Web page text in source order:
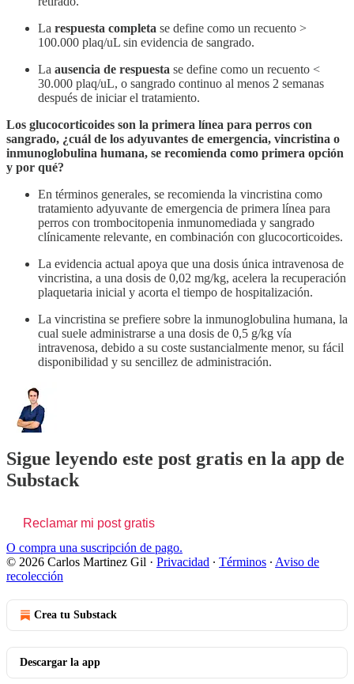
La respuesta completa se define como un recuento >
100.000 plaq/uL sin evidencia de sangrado.
La ausencia de respuesta se define como un recuento <
30.000 plaq/uL, o sangrado continuo al menos 2 semanas
después de iniciar el tratamiento.
Los glucocorticoides son la primera línea para perros con
sangrado, ¿cuál de los adyuvantes de emergencia, vincristina o
inmunoglobulina humana, se recomienda como primera opción
y por qué?
En términos generales, se recomienda la vincristina como
tratamiento adyuvante de emergencia de primera línea para
perros con trombocitopenia inmunomediada y sangrado
clínicamente relevante, en combinación con glucocorticoides.
La evidencia actual apoya que una dosis única intravenosa de
vincristina, a una dosis de 0,02 mg/kg, acelera la recuperación
plaquetaria inicial y acorta el tiempo de hospitalización.
La vincristina se prefiere sobre la inmunoglobulina humana, la
cual suele administrarse a una dosis de 0,5 g/kg vía
intravenosa, debido a su coste sustancialmente menor, su fácil
disponibilidad y su sencillez de administración.
Sigue leyendo este post gratis en la app de
Substack
Reclamar mi post gratis
O compra una suscripción de pago.
© 2026 Carlos Martinez Gil · Privacidad ∙ Términos ∙ Aviso de
recolección
Crea tu Substack
Descargar la app